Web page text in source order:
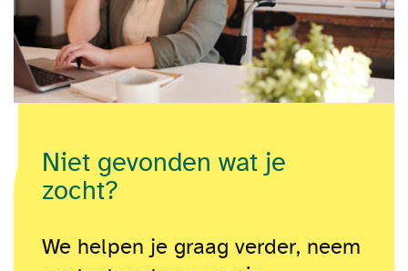
Niet gevonden wat je
zocht?
We helpen je graag verder, neem